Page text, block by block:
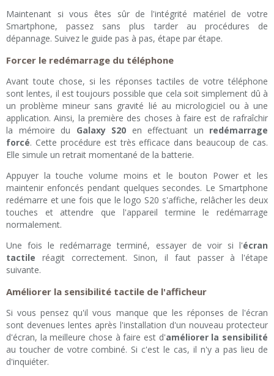
Maintenant si vous êtes sûr de l'intégrité matériel de votre
Smartphone, passez sans plus tarder au procédures de
dépannage. Suivez le guide pas à pas, étape par étape.
Forcer le redémarrage du téléphone
Avant toute chose, si les réponses tactiles de votre téléphone
sont lentes, il est toujours possible que cela soit simplement dû à
un problème mineur sans gravité lié au micrologiciel ou à une
application. Ainsi, la première des choses à faire est de rafraîchir
la mémoire du Galaxy S20 en effectuant un redémarrage
forcé. Cette procédure est très efficace dans beaucoup de cas.
Elle simule un retrait momentané de la batterie.
Appuyer la touche volume moins et le bouton Power et les
maintenir enfoncés pendant quelques secondes. Le Smartphone
redémarre et une fois que le logo S20 s'affiche, relâcher les deux
touches et attendre que l'appareil termine le redémarrage
normalement.
Une fois le redémarrage terminé, essayer de voir si l'écran
tactile réagit correctement. Sinon, il faut passer à l'étape
suivante.
Améliorer la sensibilité tactile de l'afficheur
Si vous pensez qu'il vous manque que les réponses de l'écran
sont devenues lentes après l'installation d'un nouveau protecteur
d'écran, la meilleure chose à faire est d'améliorer la sensibilité
au toucher de votre combiné. Si c'est le cas, il n'y a pas lieu de
d'inquiéter.